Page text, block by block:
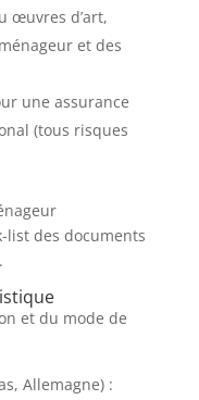
œuvres d’art,
et des
une assurance
(tous risques
list des documents
et du mode de
Allemagne) :